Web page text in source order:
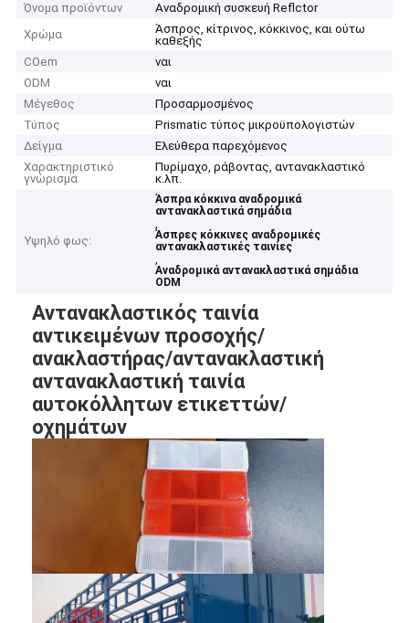
Όνομα προϊόντων
Αναδρομική συσκευή Reflctor
Χρώμα
Άσπρος, κίτρινος, κόκκινος, και ούτω
καθεξής
COem
ναι
ODM
ναι
Μέγεθος
Προσαρμοσμένος
Τύπος
Prismatic τύπος μικροϋπολογιστών
Δείγμα
Ελεύθερα παρεχόμενος
Χαρακτηριστικό
γνώρισμα
Πυρίμαχο, ράβοντας, αντανακλαστικό
κ.λπ.
Υψηλό φως:
Άσπρα κόκκινα αναδρομικά
αντανακλαστικά σημάδια
,
Άσπρες κόκκινες αναδρομικές
αντανακλαστικές ταινίες
,
Αναδρομικά αντανακλαστικά σημάδια
ODM
Αντανακλαστικός ταινία
αντικειμένων προσοχής/
ανακλαστήρας/αντανακλαστική
αντανακλαστική ταινία
αυτοκόλλητων ετικεττών/
οχημάτων